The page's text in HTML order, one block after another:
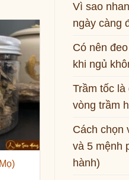
Trầm giác xông
Vì sao
ngày càng
Có nên
khi ngủ
Trầm tốc là
vòng trầm
Cách chọn
và 5 mệnh
hành)